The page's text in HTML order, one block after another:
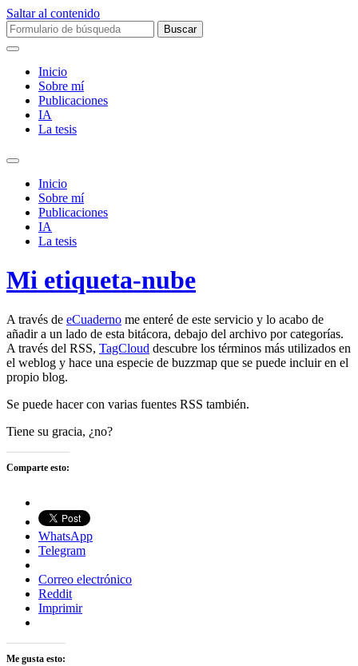
Saltar al contenido
Buscar:
Inicio
Sobre mí­
Publicaciones
IA
La tesis
Alternar
campo
búsqueda
Inicio
Sobre mí­
Publicaciones
IA
La tesis
Mi etiqueta-nube
A través de eCuaderno me enteré de este servicio y lo acabo de
añadir a un lado de esta bitácora, debajo del archivo por categorías.
A través del RSS, TagCloud descubre los términos más utilizados en
el weblog y hace una especie de buzzmap que se puede incluir en el
propio blog.
Se puede hacer con varias fuentes RSS también.
Tiene su gracia, ¿no?
Comparte esto:
WhatsApp
Telegram
Correo electrónico
Reddit
Imprimir
Me gusta esto: